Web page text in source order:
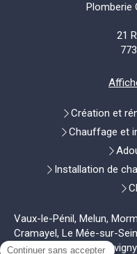
Plomberie
21
Création et
Chauffage et
Installation de
Vaux-le-Pénil, Melun,
Cramayel, Le Mée-sur-
Dammarie-les-Lys,